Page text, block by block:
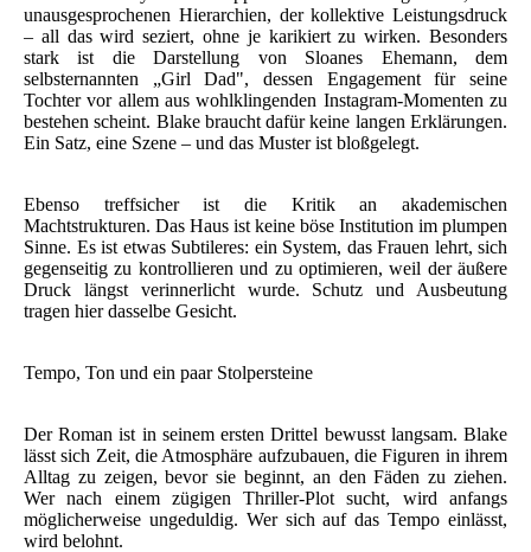
unausgesprochenen Hierarchien, der kollektive Leistungsdruck
– all das wird seziert, ohne je karikiert zu wirken. Besonders
stark ist die Darstellung von Sloanes Ehemann, dem
selbsternannten „Girl Dad", dessen Engagement für seine
Tochter vor allem aus wohlklingenden Instagram-Momenten zu
bestehen scheint. Blake braucht dafür keine langen Erklärungen.
Ein Satz, eine Szene – und das Muster ist bloßgelegt.
Ebenso treffsicher ist die Kritik an akademischen
Machtstrukturen. Das Haus ist keine böse Institution im plumpen
Sinne. Es ist etwas Subtileres: ein System, das Frauen lehrt, sich
gegenseitig zu kontrollieren und zu optimieren, weil der äußere
Druck längst verinnerlicht wurde. Schutz und Ausbeutung
tragen hier dasselbe Gesicht.
Tempo, Ton und ein paar Stolpersteine
Der Roman ist in seinem ersten Drittel bewusst langsam. Blake
lässt sich Zeit, die Atmosphäre aufzubauen, die Figuren in ihrem
Alltag zu zeigen, bevor sie beginnt, an den Fäden zu ziehen.
Wer nach einem zügigen Thriller-Plot sucht, wird anfangs
möglicherweise ungeduldig. Wer sich auf das Tempo einlässt,
wird belohnt.